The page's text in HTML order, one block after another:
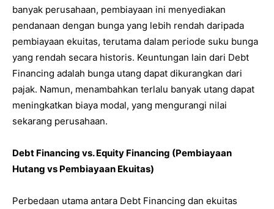
banyak perusahaan, pembiayaan ini menyediakan
pendanaan dengan bunga yang lebih rendah daripada
pembiayaan ekuitas, terutama dalam periode suku bunga
yang rendah secara historis. Keuntungan lain dari Debt
Financing adalah bunga utang dapat dikurangkan dari
pajak. Namun, menambahkan terlalu banyak utang dapat
meningkatkan biaya modal, yang mengurangi nilai
sekarang perusahaan.
Debt Financing vs. Equity Financing (Pembiayaan
Hutang vs Pembiayaan Ekuitas)
Perbedaan utama antara Debt Financing dan ekuitas